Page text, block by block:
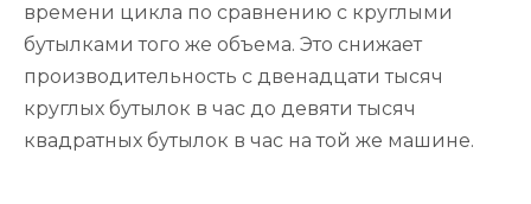
времени цикла по сравнению с круглыми
бутылками того же объема. Это снижает
производительность с двенадцати тысяч
круглых бутылок в час до девяти тысяч
квадратных бутылок в час на той же машине.